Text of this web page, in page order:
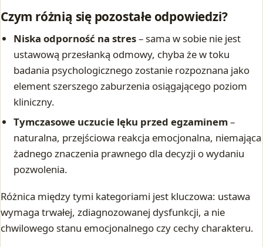
Czym różnią się pozostałe odpowiedzi?
Niska odporność na stres– sama w sobie nie jest
ustawową przesłanką odmowy, chyba że w toku
badania psychologicznego zostanie rozpoznana jako
element szerszego zaburzenia osiągającego poziom
kliniczny.
Tymczasowe uczucie lęku przed egzaminem–
naturalna, przejściowa reakcja emocjonalna, niemająca
żadnego znaczenia prawnego dla decyzji o wydaniu
pozwolenia.
Różnica między tymi kategoriami jest kluczowa: ustawa
wymaga trwałej, zdiagnozowanej dysfunkcji, a nie
chwilowego stanu emocjonalnego czy cechy charakteru.